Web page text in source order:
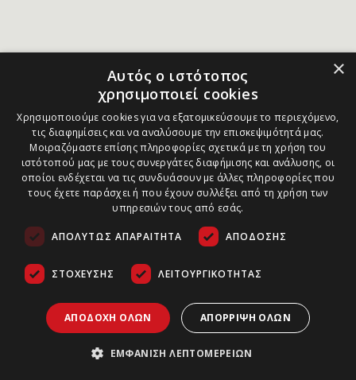
×
Αυτός ο ιστότοπος
χρησιμοποιεί cookies
Χρησιμοποιούμε cookies για να εξατομικεύσουμε το περιεχόμενο,
τις διαφημίσεις και να αναλύσουμε την επισκεψιμότητά μας.
Μοιραζόμαστε επίσης πληροφορίες σχετικά με τη χρήση του
ιστότοπού μας με τους συνεργάτες διαφήμισης και ανάλυσης, οι
οποίοι ενδέχεται να τις συνδυάσουν με άλλες πληροφορίες που
τους έχετε παράσχει ή που έχουν συλλέξει από τη χρήση των
υπηρεσιών τους από εσάς.
ΑΠΟΛΎΤΩΣ ΑΠΑΡΑΊΤΗΤΑ ΑΠΌΔΟΣΗΣ
ΣΤΌΧΕΥΣΗΣ ΛΕΙΤΟΥΡΓΙΚΌΤΗΤΑΣ
ΑΠΟΔΟΧΉ ΌΛΩΝ ΑΠΌΡΡΙΨΗ ΌΛΩΝ
ΕΜΦΆΝΙΣΗ ΛΕΠΤΟΜΕΡΕΙΏΝ